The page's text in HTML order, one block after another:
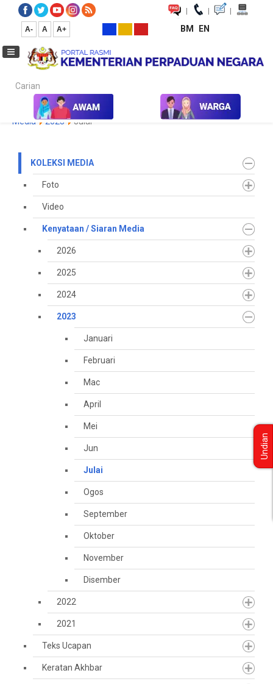
| | |
A- A A+ BM EN
Carian...
Laman Utama Media Koleksi Media
Kenyataan / Siaran
Media
2023 Julai
KOLEKSI MEDIA
Foto
Video
Kenyataan / Siaran Media
2026
2025
2024
2023
Januari
Februari
Mac
April
Mei
Jun
Julai
Ogos
September
Oktober
November
Disember
2022
2021
Teks Ucapan
Keratan Akhbar
Undian